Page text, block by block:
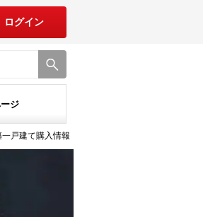
ログイン
ジ
戸建て購入情報